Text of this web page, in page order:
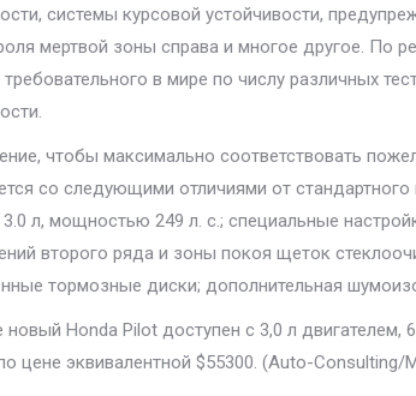
системы курсовой устойчивости,
мертвой зоны справа и многое другое. По
в мире по числу различных
чтобы максимально соответствовать
со следующими отличиями от
л, мощностью 249 л. с.; специальные
второго ряда и зоны покоя щеток
тормозные диски; дополнительная
новый Honda Pilot доступен с 3,0 л
цене эквивалентной $55300. (Auto-